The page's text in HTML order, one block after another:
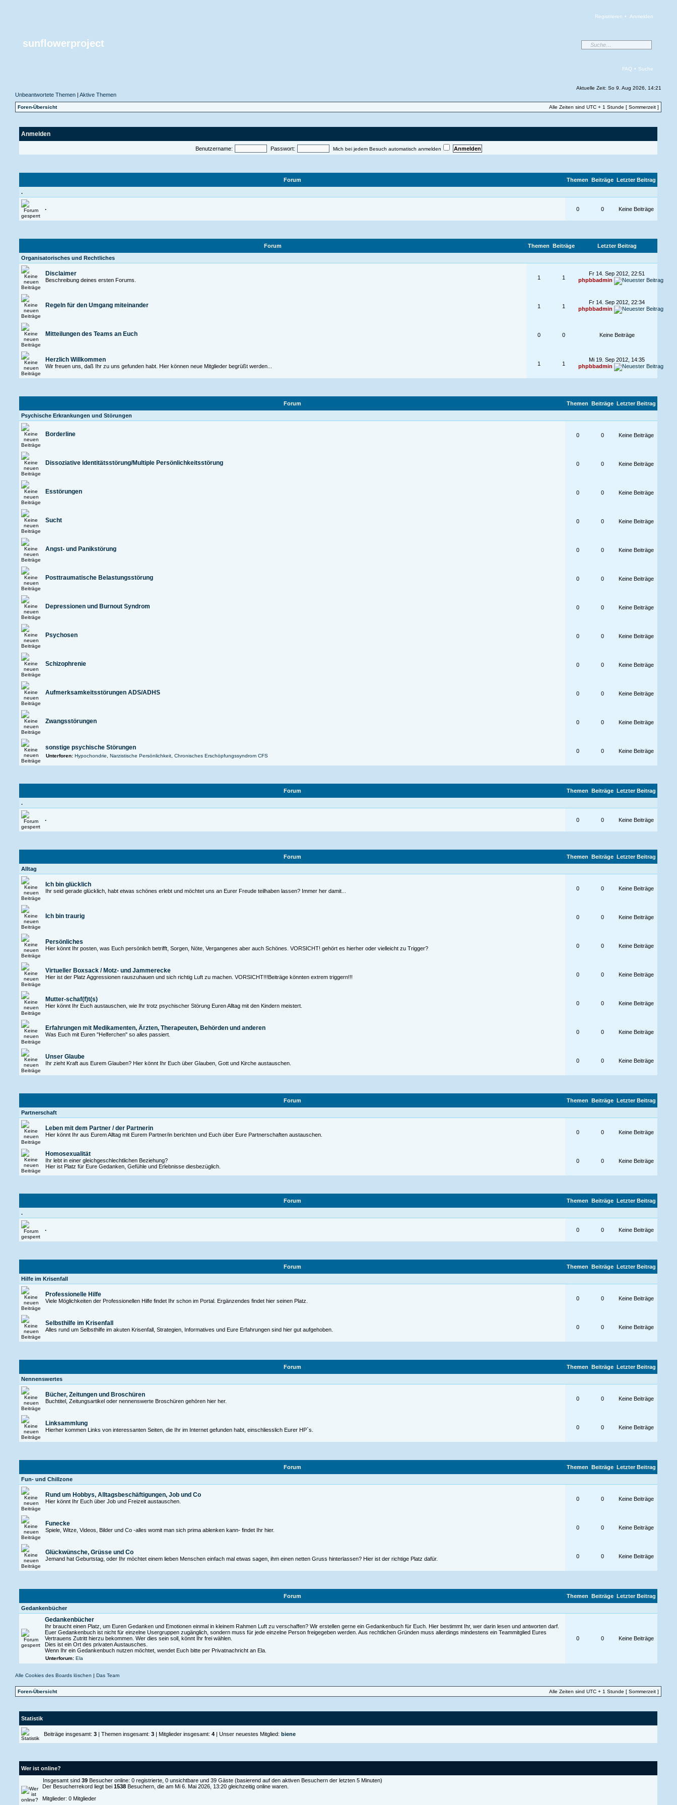
Registrieren • Anmelden
sunflowerproject
FAQ • Suche
Aktuelle Zeit: So 9. Aug 2026, 14:21
Unbeantwortete Themen |Aktive Themen
Foren-Übersicht Alle Zeiten sind UTC + 1 Stunde [ Sommerzeit ]
Anmelden
Benutzername: Passwort: Mich bei jedem Besuch automatisch anmelden
Forum Themen Beiträge Letzter Beitrag
.
. 0 0 Keine Beiträge
Forum Themen Beiträge
Letzter Beitrag
Organisatorisches und Rechtliches
Disclaimer
Beschreibung deines ersten Forums. 1 1
Fr 14. Sep 2012, 22:51
phpbbadmin
Regeln für den Umgang miteinander 1 1
Fr 14. Sep 2012, 22:34
phpbbadmin
Mitteilungen des Teams an Euch 0 0 Keine Beiträge
Herzlich Willkommen
Wir freuen uns, daß Ihr zu uns gefunden habt. Hier können neue Mitglieder begrüßt werden... 1 1
Mi 19. Sep 2012, 14:35
phpbbadmin
Forum Themen Beiträge Letzter Beitrag
Psychische Erkrankungen und Störungen
Borderline 0 0 Keine Beiträge
Dissoziative Identitätsstörung/Multiple Persönlichkeitsstörung 0 0 Keine Beiträge
Esstörungen 0 0 Keine Beiträge
Sucht 0 0 Keine Beiträge
Angst- und Panikstörung 0 0 Keine Beiträge
Posttraumatische Belastungsstörung 0 0 Keine Beiträge
Depressionen und Burnout Syndrom 0 0 Keine Beiträge
Psychosen 0 0 Keine Beiträge
Schizophrenie 0 0 Keine Beiträge
Aufmerksamkeitsstörungen ADS/ADHS 0 0 Keine Beiträge
Zwangsstörungen 0 0 Keine Beiträge
sonstige psychische Störungen
Unterforen:Hypochondrie ,Narzistische Persönlichkeit ,Chronisches Erschöpfungssyndrom CFS
0 0 Keine Beiträge
Forum Themen Beiträge Letzter Beitrag
.
. 0 0 Keine Beiträge
Forum Themen Beiträge Letzter Beitrag
Alltag
Ich bin glücklich
Ihr seid gerade glücklich, habt etwas schönes erlebt und möchtet uns an Eurer Freude teilhaben lassen? Immer her damit... 0 0 Keine Beiträge
Ich bin traurig 0 0 Keine Beiträge
Persönliches
Hier könnt Ihr posten, was Euch persönlich betrifft, Sorgen, Nöte, Vergangenes aber auch Schönes. VORSICHT! gehört es hierher oder vielleicht zu Trigger? 0 0 Keine Beiträge
Virtueller Boxsack / Motz- und Jammerecke
Hier ist der Platz Aggressionen rauszuhauen und sich richtig Luft zu machen. VORSICHT!!!Beiträge könnten extrem triggern!!! 0 0 Keine Beiträge
Mutter-schaf(f)t(s)
Hier könnt Ihr Euch austauschen, wie Ihr trotz psychischer Störung Euren Alltag mit den Kindern meistert. 0 0 Keine Beiträge
Erfahrungen mit Medikamenten, Ärzten, Therapeuten, Behörden und anderen
Was Euch mit Euren "Helferchen" so alles passiert. 0 0 Keine Beiträge
Unser Glaube
Ihr zieht Kraft aus Eurem Glauben? Hier könnt Ihr Euch über Glauben, Gott und Kirche austauschen. 0 0 Keine Beiträge
Forum Themen Beiträge Letzter Beitrag
Partnerschaft
Leben mit dem Partner / der Partnerin
Hier könnt Ihr aus Eurem Alltag mit Eurem Partner/in berichten und Euch über Eure Partnerschaften austauschen. 0 0 Keine Beiträge
Homosexualität
Ihr lebt in einer gleichgeschlechtlichen Beziehung?
Hier ist Platz für Eure Gedanken, Gefühle und Erlebnisse diesbezüglich.
0 0 Keine Beiträge
Forum Themen Beiträge Letzter Beitrag
.
. 0 0 Keine Beiträge
Forum Themen Beiträge Letzter Beitrag
Hilfe im Krisenfall
Professionelle Hilfe
Viele Möglichkeiten der Professionellen Hilfe findet Ihr schon im Portal. Ergänzendes findet hier seinen Platz. 0 0 Keine Beiträge
Selbsthilfe im Krisenfall
Alles rund um Selbsthilfe im akuten Krisenfall, Strategien, Informatives und Eure Erfahrungen sind hier gut aufgehoben. 0 0 Keine Beiträge
Forum Themen Beiträge Letzter Beitrag
Nennenswertes
Bücher, Zeitungen und Broschüren
Buchtitel, Zeitungsartikel oder nennenswerte Broschüren gehören hier her. 0 0 Keine Beiträge
Linksammlung
Hierher kommen Links von interessanten Seiten, die Ihr im Internet gefunden habt, einschliesslich Eurer HP`s. 0 0 Keine Beiträge
Forum Themen Beiträge Letzter Beitrag
Fun- und Chillzone
Rund um Hobbys, Alltagsbeschäftigungen, Job und Co
Hier könnt Ihr Euch über Job und Freizeit austauschen. 0 0 Keine Beiträge
Funecke
Spiele, Witze, Videos, Bilder und Co -alles womit man sich prima ablenken kann- findet Ihr hier. 0 0 Keine Beiträge
Glückwünsche, Grüsse und Co
Jemand hat Geburtstag, oder Ihr möchtet einem lieben Menschen einfach mal etwas sagen, ihm einen netten Gruss hinterlassen? Hier ist der richtige Platz dafür. 0 0 Keine Beiträge
Forum Themen Beiträge Letzter Beitrag
Gedankenbücher
Gedankenbücher
Ihr braucht einen Platz, um Euren Gedanken und Emotionen einmal in kleinem Rahmen Luft zu verschaffen? Wir erstellen gerne ein Gedankenbuch für Euch. Hier bestimmt Ihr, wer darin lesen und antworten darf.
Euer Gedankenbuch ist nicht für einzelne Usergruppen zugänglich, sondern muss für jede einzelne Person freigegeben werden. Aus rechtlichen Gründen muss allerdings mindestens ein Teammitglied Eures
Vertrauens Zutritt hierzu bekommen. Wer dies sein soll, könnt Ihr frei wählen.
Dies ist ein Ort des privaten Austausches.
Wenn Ihr ein Gedankenbuch nutzen möchtet, wendet Euch bitte per Privatnachricht an Ela.
Unterforum:Ela
0 0 Keine Beiträge
Alle Cookies des Boards löschen |Das Team
Foren-Übersicht Alle Zeiten sind UTC + 1 Stunde [ Sommerzeit ]
Statistik
Beiträge insgesamt:3 | Themen insgesamt:3 | Mitglieder insgesamt:4 | Unser neuestes Mitglied:biene
Wer ist online?
Insgesamt sind39 Besucher online: 0 registrierte, 0 unsichtbare und 39 Gäste (basierend auf den aktiven Besuchern der letzten 5 Minuten)
Der Besucherrekord liegt bei1538 Besuchern, die am Mi 6. Mai 2026, 13:20 gleichzeitig online waren.
Mitglieder: 0 Mitglieder